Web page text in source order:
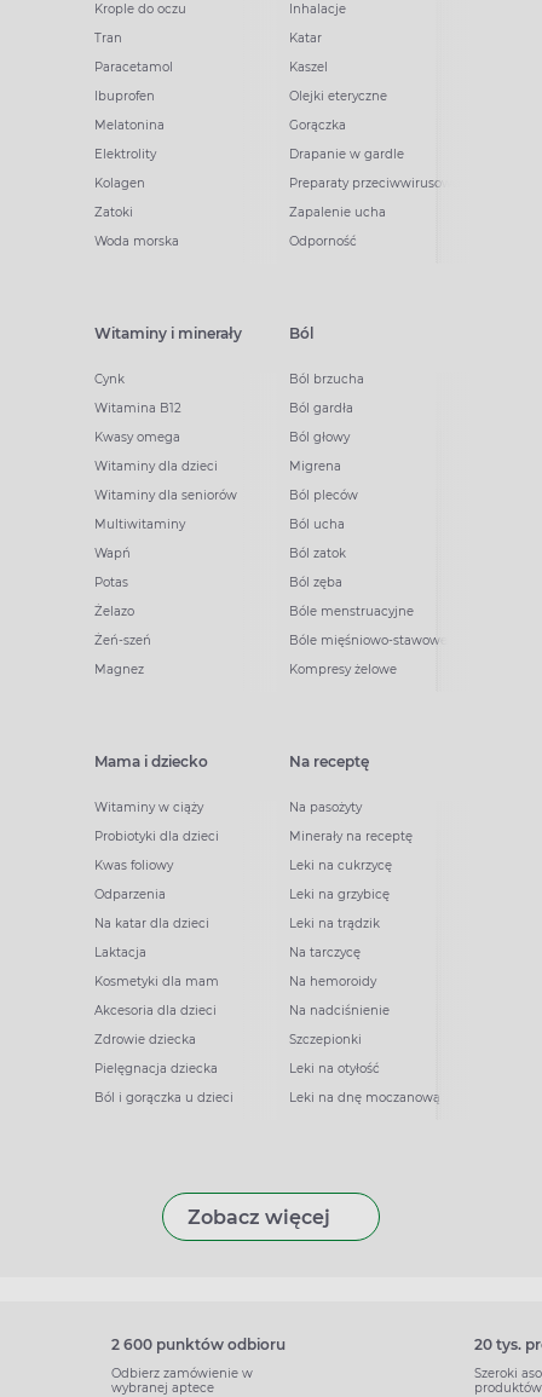
Krople do oczu
Tran
Paracetamol
Ibuprofen
Melatonina
Elektrolity
Kolagen
Zatoki
Woda morska
Inhalacje
Katar
Kaszel
Olejki eteryczne
Gorączka
Drapanie w gardle
Preparaty przeciwwirusowe
Zapalenie ucha
Odporność
Witaminy i minerały
Cynk
Witamina B12
Kwasy omega
Witaminy dla dzieci
Witaminy dla seniorów
Multiwitaminy
Wapń
Potas
Żelazo
Żeń-szeń
Magnez
Ból
Ból brzucha
Ból gardła
Ból głowy
Migrena
Ból pleców
Ból ucha
Ból zatok
Ból zęba
Bóle menstruacyjne
Bóle mięśniowo-stawowe
Kompresy żelowe
Mama i dziecko
Witaminy w ciąży
Probiotyki dla dzieci
Kwas foliowy
Odparzenia
Na katar dla dzieci
Laktacja
Kosmetyki dla mam
Akcesoria dla dzieci
Zdrowie dziecka
Pielęgnacja dziecka
Ból i gorączka u dzieci
Na receptę
Na pasożyty
Minerały na receptę
Leki na cukrzycę
Leki na grzybicę
Leki na trądzik
Na tarczycę
Na hemoroidy
Na nadciśnienie
Szczepionki
Leki na otyłość
Leki na dnę moczanową
Zobacz więcej
2 600 punktów odbioru
Odbierz zamówienie w
wybranej aptece
20 tys.
Szeroki
produktów